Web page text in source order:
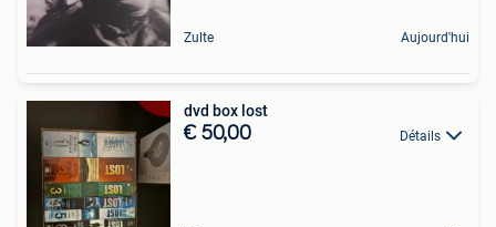
Zulte Aujourd'hui
dvd box lost
€ 50,00 Détails